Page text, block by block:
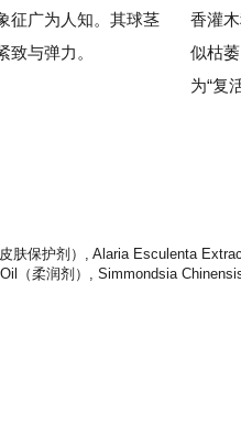
征广为人知。其球茎
与弹力。
香灌
似枯
为“复
肤保护剂）, Alaria Esculenta
（柔润剂）, Simmondsia